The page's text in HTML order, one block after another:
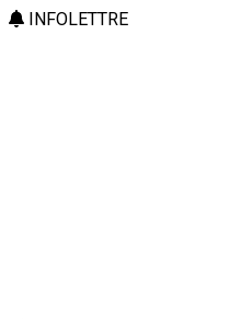
INFOLETTRE